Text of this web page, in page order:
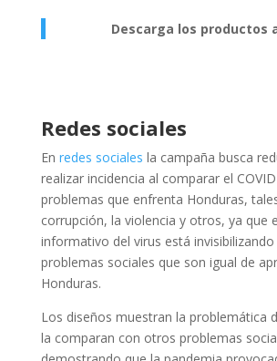
Descarga los productos
Redes sociales
En redes sociales la campaña busca
realizar incidencia al comparar el
problemas que enfrenta Honduras,
corrupción, la violencia y otros, ya que
informativo del virus está
problemas sociales que son igual de
Honduras.
Los diseños muestran la problemática
la comparan con otros problemas